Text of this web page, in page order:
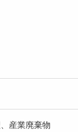
産業廃棄物